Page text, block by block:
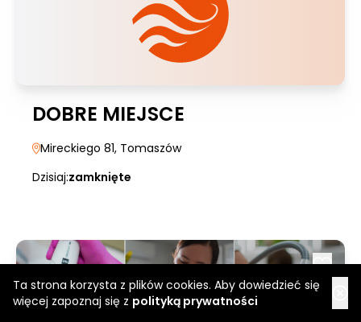
Ta strona korzysta z plików cookies. Aby dowiedzieć się
więcej zapoznaj się z polityką prywatności
DOBRE MIEJSCE
Mireckiego 81, Tomaszów
Dzisiaj:zamknięte